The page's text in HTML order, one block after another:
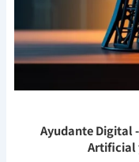
Ayudante Digital
Artificial